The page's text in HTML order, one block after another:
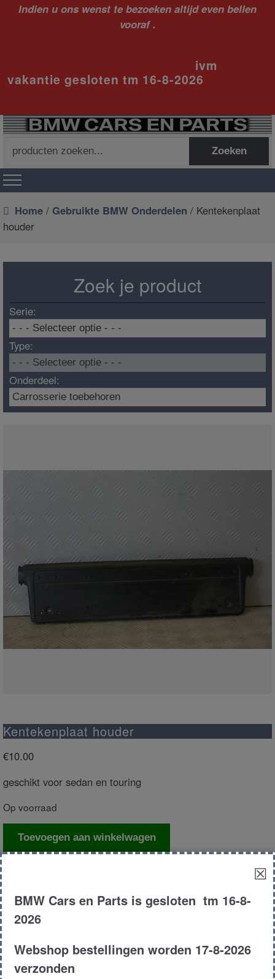
Indien u ons wenst te bezoeken altijd even bellen
vooraf .
ivm
vakantie gesloten tm 16-8-2026
naar:
Zoeken
Home / Gebruikte BMW Onderdelen / Kentekenplaat
houder
Zoek je product
Serie:
Type:
Onderdeel:
Kentekenplaat houder
€10.00
geschikt voor sedan en touring
Op voorraad
Kentekenplaat
Toevoegen aan winkelwagen
Model :
Carroserie : Sedan
☒
BMW Cars en Parts is gesloten tm 16-8-
2026
Webshop bestellingen worden 17-8-2026
verzonden